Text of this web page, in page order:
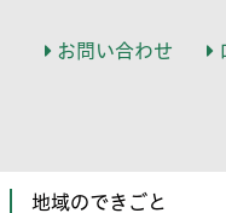
お問い合わせ
地域のできごと